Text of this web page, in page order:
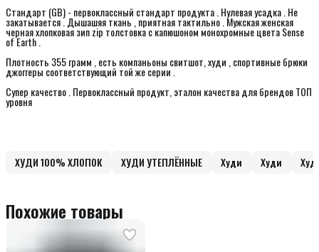
Стандарт (GB) - первоклассный стандарт продукта . Нулевая усадка . Не
закатывается . Дышашяя ткань , приятная тактильно . Мужская женская
черная хлопковая зип zip толстовка с капюшоном монохромные цвета Sense
of Earth .
Плотность 355 грамм , есть компаньоны свитшот, худи , спортивные брюки
джоггеры соответствующий той же серии .
Супер качество . Первоклассный продукт, эталон качества для брендов ТОП
уровня
ХУДИ 100% ХЛОПОК ХУДИ УТЕПЛЁННЫЕ Худи Худи
Похожие товары